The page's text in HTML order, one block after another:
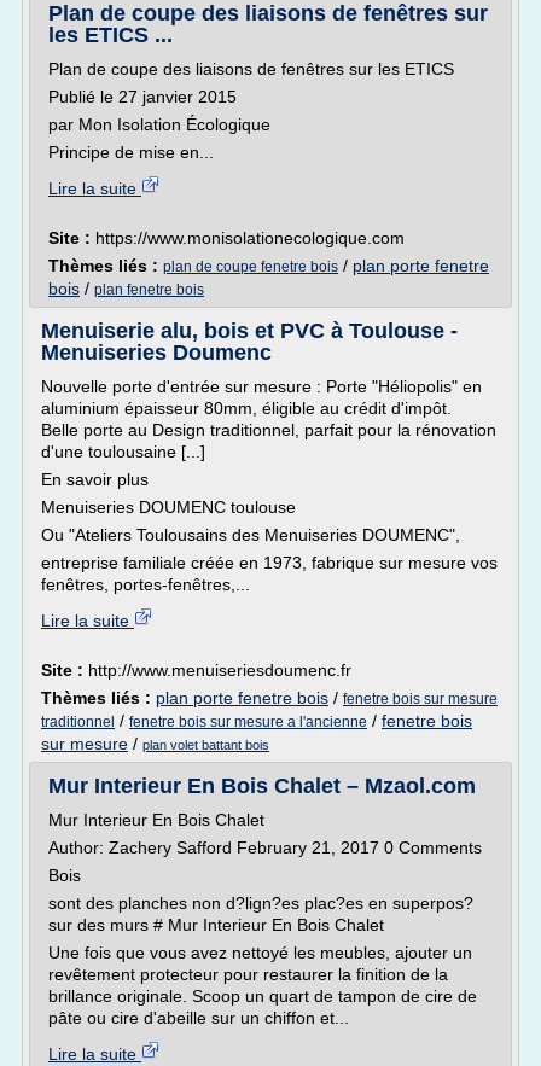
Plan de coupe des liaisons de fenêtres sur
les ETICS ...
Plan de coupe des liaisons de fenêtres sur les ETICS
Publié le 27 janvier 2015
par Mon Isolation Écologique
Principe de mise en...
Lire la suite
Site : https://www.monisolationecologique.com
Thèmes liés : plan de coupe fenetre bois / plan porte fenetre
bois / plan fenetre bois
Menuiserie alu, bois et PVC à Toulouse -
Menuiseries Doumenc
Nouvelle porte d'entrée sur mesure : Porte "Héliopolis" en
aluminium épaisseur 80mm, éligible au crédit d'impôt.
Belle porte au Design traditionnel, parfait pour la rénovation
d'une toulousaine [...]
En savoir plus
Menuiseries DOUMENC toulouse
Ou "Ateliers Toulousains des Menuiseries DOUMENC",
entreprise familiale créée en 1973, fabrique sur mesure vos
fenêtres, portes-fenêtres,...
Lire la suite
Site : http://www.menuiseriesdoumenc.fr
Thèmes liés : plan porte fenetre bois / fenetre bois sur mesure
traditionnel / fenetre bois sur mesure a l'ancienne / fenetre bois
sur mesure / plan volet battant bois
Mur Interieur En Bois Chalet – Mzaol.com
Mur Interieur En Bois Chalet
Author: Zachery Safford February 21, 2017 0 Comments
Bois
sont des planches non d?lign?es plac?es en superpos?
sur des murs # Mur Interieur En Bois Chalet
Une fois que vous avez nettoyé les meubles, ajouter un
revêtement protecteur pour restaurer la finition de la
brillance originale. Scoop un quart de tampon de cire de
pâte ou cire d'abeille sur un chiffon et...
Lire la suite